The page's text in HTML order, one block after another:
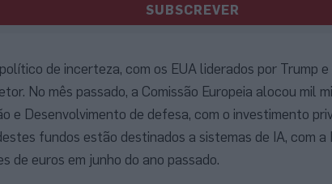
SUBSCREVER
de incerteza, com os EUA liderados por Trump e
No mês passado, a Comissão Europeia alocou mil
e Desenvolvimento de defesa, com o investimento
fundos estão destinados a sistemas de IA, com a
de euros em junho do ano passado.